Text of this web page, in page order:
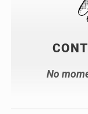
No